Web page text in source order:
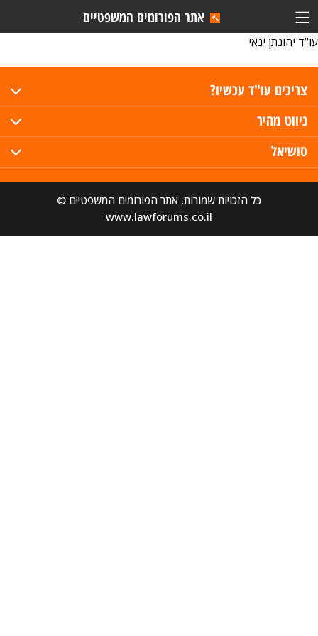
אתר הפורומים המשפטיים
עו"ד יהונתן ינאי
צריכים עו"ד עכשיו?
ניווט מהיר
סושיאל
כל הזכויות שמורות, אתר הפורומים המשפטיים ©
www.lawforums.co.il